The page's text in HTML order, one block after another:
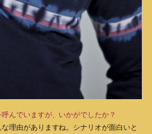
んでいますが、いかがでしたか？
理由がありますね。シナリオが面白いと